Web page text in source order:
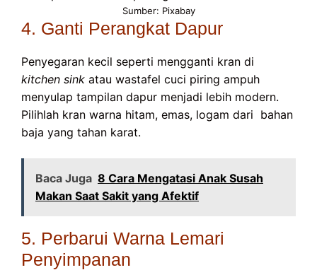
Sumber: Pixabay
4. Ganti Perangkat Dapur
Penyegaran kecil seperti mengganti kran di
kitchen sink atau wastafel cuci piring ampuh
menyulap tampilan dapur menjadi lebih modern.
Pilihlah kran warna hitam, emas, logam dari bahan
baja yang tahan karat.
Baca Juga 8 Cara Mengatasi Anak Susah
Makan Saat Sakit yang Afektif
5. Perbarui Warna Lemari
Penyimpanan